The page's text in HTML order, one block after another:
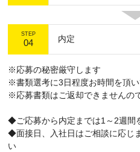
STEP
04 内定
※応募の秘密厳守します
※書類選考に3日程度お時間を頂
※応募書類はご返却できませんの
◆ご応募から内定までは1～2週間
◆面接日、入社日はご相談に応じ
い